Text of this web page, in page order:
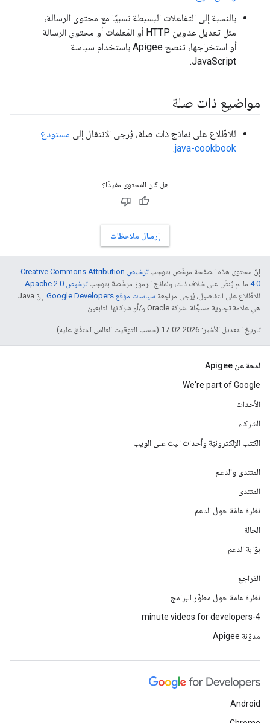
بالنسبة إلى التفاعلات البسيطة نسبيًا مع محتوى الرسالة،
مثل تعديل عناوين HTTP أو المَعلمات أو محتوى الرسالة
أو استخراجها، تنصح Apigee باستخدام سياسة
JavaScript.
مواضيع ذات صلة
للاطّلاع على نماذج ذات صلة، يُرجى الانتقال إلى مستودع
java-cookbook
.
هل كان المحتوى مفيدًا؟
إرسال ملاحظات
إنّ محتوى هذه الصفحة مرخّص بموجب
ترخيص Creative Commons Attribution
4.0‏ ما لم يُنصّ على خلاف ذلك، ونماذج الرموز مرخّصة بموجبترخيص Apache 2.0‏
.
للاطّلاع على التفاصيل، يُرجى مراجعة سياسات موقع Google Developers‏
. إنّ Java
هي علامة تجارية مسجَّلة لشركة Oracle و/أو شركائها التابعين.
تاريخ التعديل الأخير: 2026-02-17 (حسب التوقيت العالمي المتفَّق عليه)
لمحة عن Apigee
We're part of Google
الأحداث
الشركاء
الكتب الإلكترونيّة وأحداث البث على الويب
المنتدى والدعم
المنتدى
نظرة عامّة حول الدعم
الحالة
بوّابة الدعم
المَراجع
نظرة عامة حول مطوِّر البرامج
4-minute videos for developers
مدوّنة Apigee
Android